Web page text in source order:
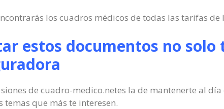
los cuadros médicos de todas las tarifas
estos documentos no
de cuadro-medico.netes la de mantenerte al
temas que más te interesen.